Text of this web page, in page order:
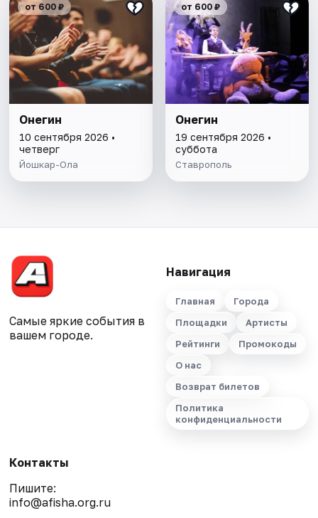
от 600 ₽
Онегин
10 сентября 2026 •
четверг
Йошкар-Ола
от 600 ₽
Онегин
19 сентября 2026 •
суббота
Ставрополь
Самые яркие события в
вашем городе.
Навигация
Главная
Города
Площадки
Артисты
Рейтинги
Промокоды
О нас
Возврат билетов
Политика
конфиденциальности
Контакты
Пишите:
info@afisha.org.ru